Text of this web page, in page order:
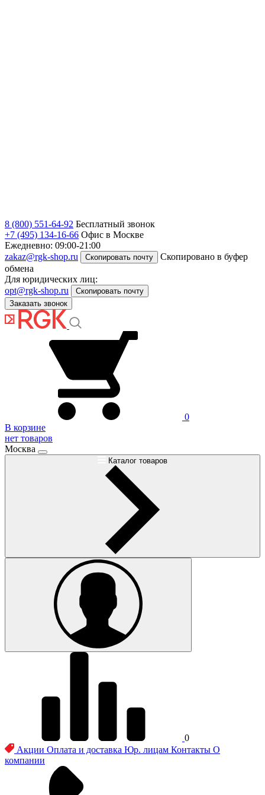
8 (800) 551-64-92 Бесплатный звонок
+7 (495) 134-16-66 Офис в Москве
Ежедневно: 09:00-21:00
zakaz@rgk-shop.ru
Скопировать почту
Скопировано в буфер
обмена
Для юридических лиц:
opt@rgk-shop.ru
Скопировать почту
Заказать звонок
0
В корзине
нет товаров
Москва
Каталог товаров
0
Акции Оплата и доставка Юр. лицам Контакты О
компании